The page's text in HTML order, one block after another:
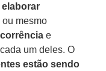
elaborar
ou mesmo
e
um deles. O
estão sendo